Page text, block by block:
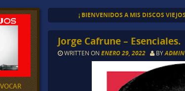
¡ BIENVENIDOS A MIS DISCOS
Jorge Cafrune – Esenciales.
WRITTEN ONENERO 29, 2022 BYADMIN